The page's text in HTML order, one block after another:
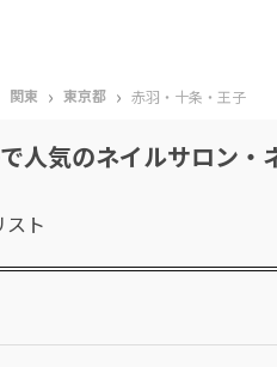
関東 › 東京都 › 赤羽・十条・王子
人気のネイルサロン・
スト